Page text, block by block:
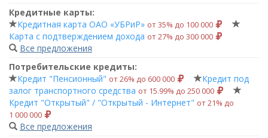
Кредитные карты:
Кредитная карта ОАО «УБРиР» от 35% до 100 000
Карта с подтверждением дохода от 27% до 300 000
Все предложения
Потребительские кредиты:
Кредит "Пенсионный" от 26% до 600 000
Кредит под
залог транспортного средства от 15.99% до 250 000
Кредит "Открытый" / "Открытый - Интернет" от 21% до
1 000 000
Все предложения